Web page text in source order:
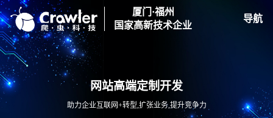
厦门·福州
国家高新技术企业
导航
网站高端定制开发
助力企业互联网+转型,扩张业务,提升竞争力